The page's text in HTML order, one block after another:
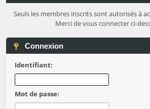
Seuls les membres inscrits sont autorisés à
Merci de vous connecter ci-
Connexion
Identifiant:
Mot de passe: